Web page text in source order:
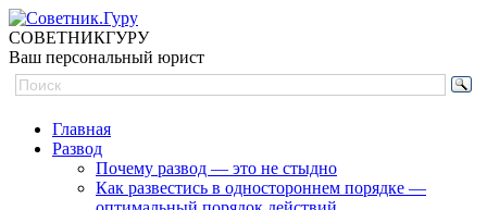
СОВЕТНИКГУРУ
Ваш персональный юрист
Главная
Развод
Почему развод — это не стыдно
Как развестись в одностороннем порядке —